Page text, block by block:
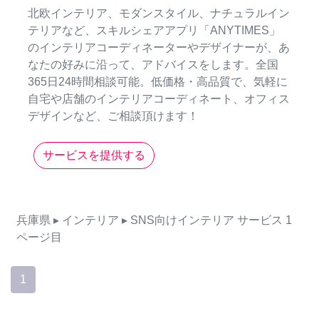
北欧インテリア、モダンスタイル、ナチュラルイン
テリアなど、スキルシェアアプリ「ANYTIMES」
のインテリアコーディネーターやデザイナーが、あ
なたの好みに沿って、アドバイスをします。全国
365日24時間相談可能。低価格・高品質で、気軽に
自宅や店舗のインテリアコーディネート、オフィス
デザインなど、ご相談頂けます！
サービスを提供する
兵庫県 ▸ インテリア ▸ SNS向けインテリア サービス 1
ページ目
1